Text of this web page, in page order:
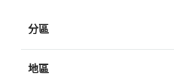
分區
地區